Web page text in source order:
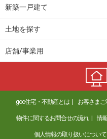
愛知県名古屋市中川区南脇
住 所
愛
専有面積
間取り
2LDK
愛知県岡崎市稲熊町字海深
新築一戸建て
土地を探す
店舗/事業用
goo住宅・不動産とは お客さま
物件に関するお問合せの流れ 情
個人情報の取り扱いについて